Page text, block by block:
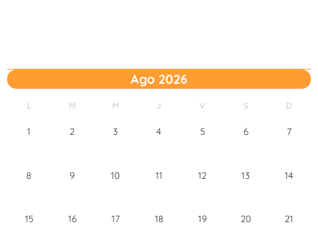
Ago 2026
L M M J V S D
1 2 3 4 5 6 7
8 9 10 11 12 13 14
15 16 17 18 19 20 21